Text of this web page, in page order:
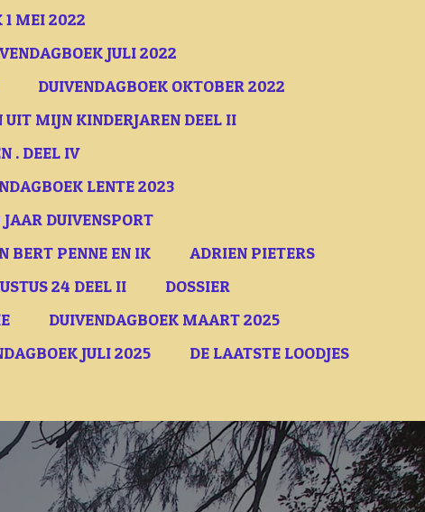
1 MEI 2022
JULI 2022
DUIVENDAGBOEK OKTOBER 2022
UIT MIJN KINDERJAREN DEEL II
. DEEL IV
LENTE 2023
DUIVENSPORT
BERT PENNE EN IK
ADRIEN PIETERS
24 DEEL II
DOSSIER
DUIVENDAGBOEK MAART 2025
JULI 2025
DE LAATSTE LOODJES